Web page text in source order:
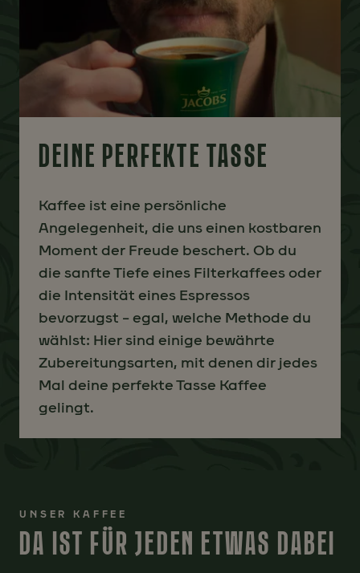
DEINE PERFEKTE TASSE
Kaffee ist eine persönliche
Angelegenheit, die uns einen kostbaren
Moment der Freude beschert. Ob du
die sanfte Tiefe eines Filterkaffees oder
die Intensität eines Espressos
bevorzugst – egal, welche Methode du
wählst: Hier sind einige bewährte
Zubereitungsarten, mit denen dir jedes
Mal deine perfekte Tasse Kaffee
gelingt.
UNSER KAFFEE
DA IST FÜR JEDEN ETWAS DABEI